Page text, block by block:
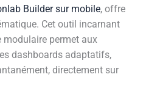
Builder sur mobile, offre
Cet outil incarnant
modulaire permet aux
dashboards adaptatifs,
directement sur